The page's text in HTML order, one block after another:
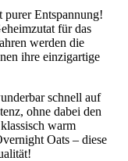
Entspannung!
für das
werden die
ihre einzigartige
schnell auf
ohne dabei den
warm
Oats – diese